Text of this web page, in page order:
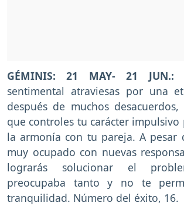
GÉMINIS: 21 MAY- 21 JUN.:
sentimental atraviesas por una
después de muchos
que controles tu carácter
la armonía con tu pareja. A pesar
muy ocupado con nuevas
lograrás solucionar el
preocupaba tanto y no te
tranquilidad. Número del éxito, 16.